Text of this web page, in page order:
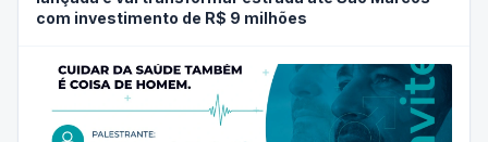
com investimento de R$ 9 milhões